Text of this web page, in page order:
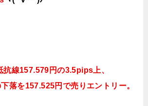
抗線157.579 円の3.5pips上、
落を157.525円で売りエントリー。